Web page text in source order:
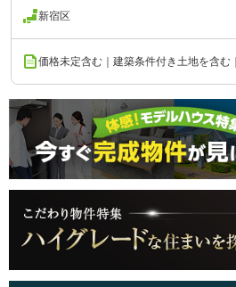
新宿区
価格未定含む｜建築条件付き土地を含む｜